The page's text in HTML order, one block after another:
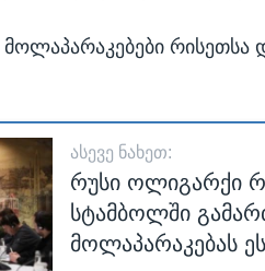
რისეთსა
ᲐᲡᲔᲕᲔ ᲜᲐᲮᲔᲗ:
რუსი ოლიგარქი
სტამბოლში
მოლაპარაკებას